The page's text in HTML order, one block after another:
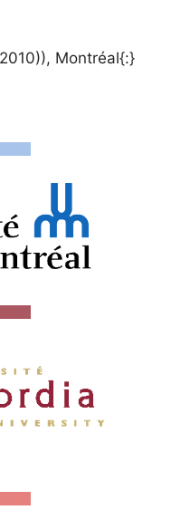
Montréal{:}